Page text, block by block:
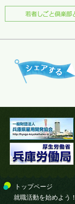
トップページ
就職活動を始めよう！